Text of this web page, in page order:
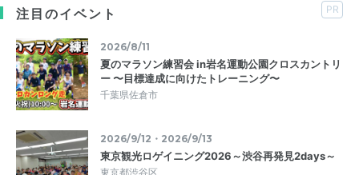
注目のイベント PR
2026/8/11
夏のマラソン練習会 in岩名運動公園クロスカントリ
ー 〜目標達成に向けたトレーニング〜
千葉県佐倉市
2026/9/12・2026/9/13
東京観光ロゲイニング2026～渋谷再発見2days～
東京都渋谷区